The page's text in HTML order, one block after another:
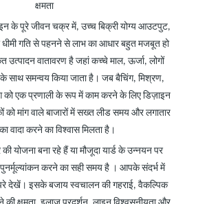
क्षमता
के पूरे जीवन चक्र में, उच्च बिक्री योग्य आउटपुट,
गति से पहनने से लाभ का आधार बहुत मजबूत हो
उत्पादन वातावरण है जहां कच्चे माल, ऊर्जा, लोगों
साथ समन्वय किया जाता है। जब बैचिंग, मिश्रण,
को एक प्रणाली के रूप में काम करने के लिए डिज़ाइन
को मांग वाले बाजारों में सख्त लीड समय और लगातार
वादा करने का विश्वास मिलता है।
योजना बना रहे हैं या मौजूदा यार्ड के उन्नयन पर
करने का सही समय है । आपके संदर्भ में
देखें। इसके बजाय स्वचालन की गहराई, वैकल्पिक